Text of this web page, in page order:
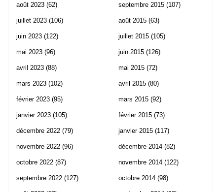
août 2023 (62)
juillet 2023 (106)
juin 2023 (122)
mai 2023 (96)
avril 2023 (88)
mars 2023 (102)
février 2023 (95)
janvier 2023 (105)
décembre 2022 (79)
novembre 2022 (96)
octobre 2022 (87)
septembre 2022 (127)
septembre 2015 (107)
août 2015 (63)
juillet 2015 (105)
juin 2015 (126)
mai 2015 (72)
avril 2015 (80)
mars 2015 (92)
février 2015 (73)
janvier 2015 (117)
décembre 2014 (82)
novembre 2014 (122)
octobre 2014 (98)